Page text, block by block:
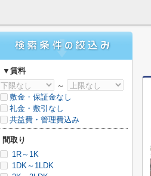
▼賃料
～
敷金・保証金なし
礼金・敷引なし
共益費・管理費込み
間取り
1R～1K
1DK～1LDK